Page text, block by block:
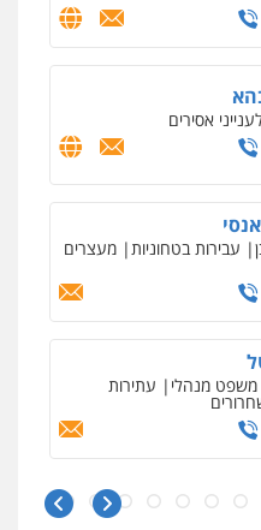
אסירים
עבירות בטחוניות מעצרים
משפט מנהלי עתירות
מאיימות לעורך דין